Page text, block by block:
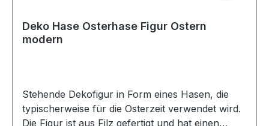
Deko Hase Osterhase Figur Ostern
modern
Stehende Dekofigur in Form eines Hasen, die
typischerweise für die Osterzeit verwendet wird.
Die Figur ist aus Filz gefertigt und hat einen